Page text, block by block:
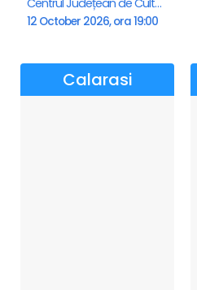
12 October 2026, ora 19:00
Calarasi